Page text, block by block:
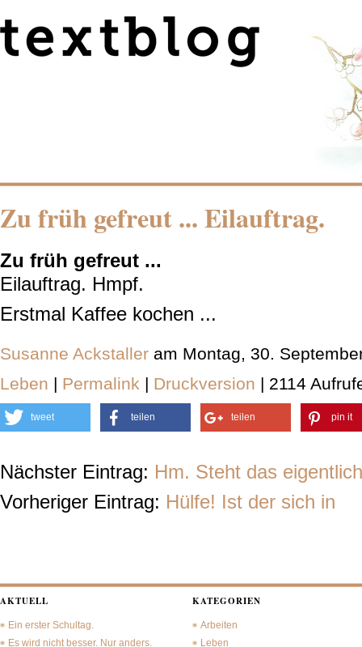
Zu früh gefreut ... Eilauftrag.
Zu früh gefreut ...
Eilauftrag. Hmpf.
Erstmal Kaffee kochen ...
Susanne Ackstaller am Montag, 30.
Leben | Permalink | Druckversion | 2114
tweet teilen teilen pin it
Nächster Eintrag: Hm. Steht das
Vorheriger Eintrag: Hülfe! Ist der sich in
AKTUELL
Ein erster Schultag.
Es wird nicht besser. Nur anders.
KATEGORIEN
Arbeiten
Leben